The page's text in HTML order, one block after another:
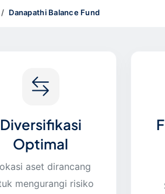
Danapathi Balance Fund
Diversifikasi
Optimal
aset dirancang
mengurangi risiko